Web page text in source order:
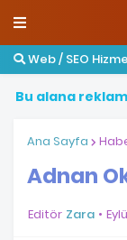
Web / SEO
Bu alana reklam
Ana Sayfa
Adnan
Editör Zara